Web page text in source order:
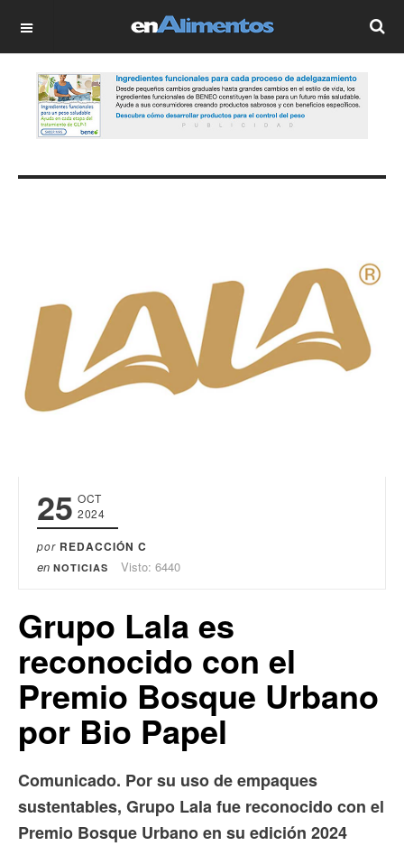
OFF CANVAS
25 OCT
2024
por REDACCIÓN C
en NOTICIAS Visto: 6440
Grupo Lala es
reconocido con el
Premio Bosque Urbano
por Bio Papel
Comunicado. Por su uso de empaques
sustentables, Grupo Lala fue reconocido con el
Premio Bosque Urbano en su edición 2024